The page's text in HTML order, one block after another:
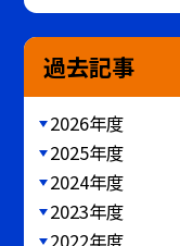
過去記事
2026年度
2025年度
2024年度
2023年度
2022年度